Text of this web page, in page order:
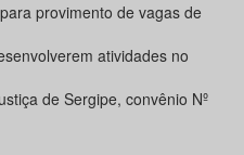
provimento de vagas de
atividades no
de Sergipe, convênio Nº